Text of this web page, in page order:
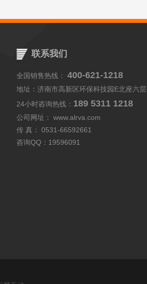
联系我们
全国销售热线：400-621-1218
地址：济南市高新区环保科技园E北座六层
24小时咨询热线： 189 5311 1218
公司网址：www.alrva.com
传 真： 0531-66592661
咨询QQ： 19596091